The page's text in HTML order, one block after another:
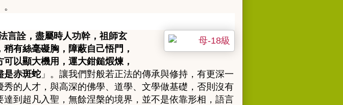
。
言詮，盡屬時人功幹，祖師玄
有絲毫礙胸，障蔽自己悟門，
以顯大機用，運大鉗鎚煆煉，
是赤斑蛇 」。 讓我們對般若正法的傳承與修持，有更深一
的人才，與高深的佛學、道學、文學做基礎，否則沒有
到超凡入聖，無餘涅槃的境界，並不是依靠形相，語言